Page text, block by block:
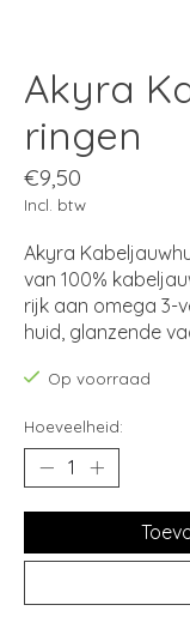
Akyra
ringen
€9,50
Incl. btw
Akyra
van 100%
rijk aan omega 3-
huid, glanzende
Op voorraad
Hoeveelheid: